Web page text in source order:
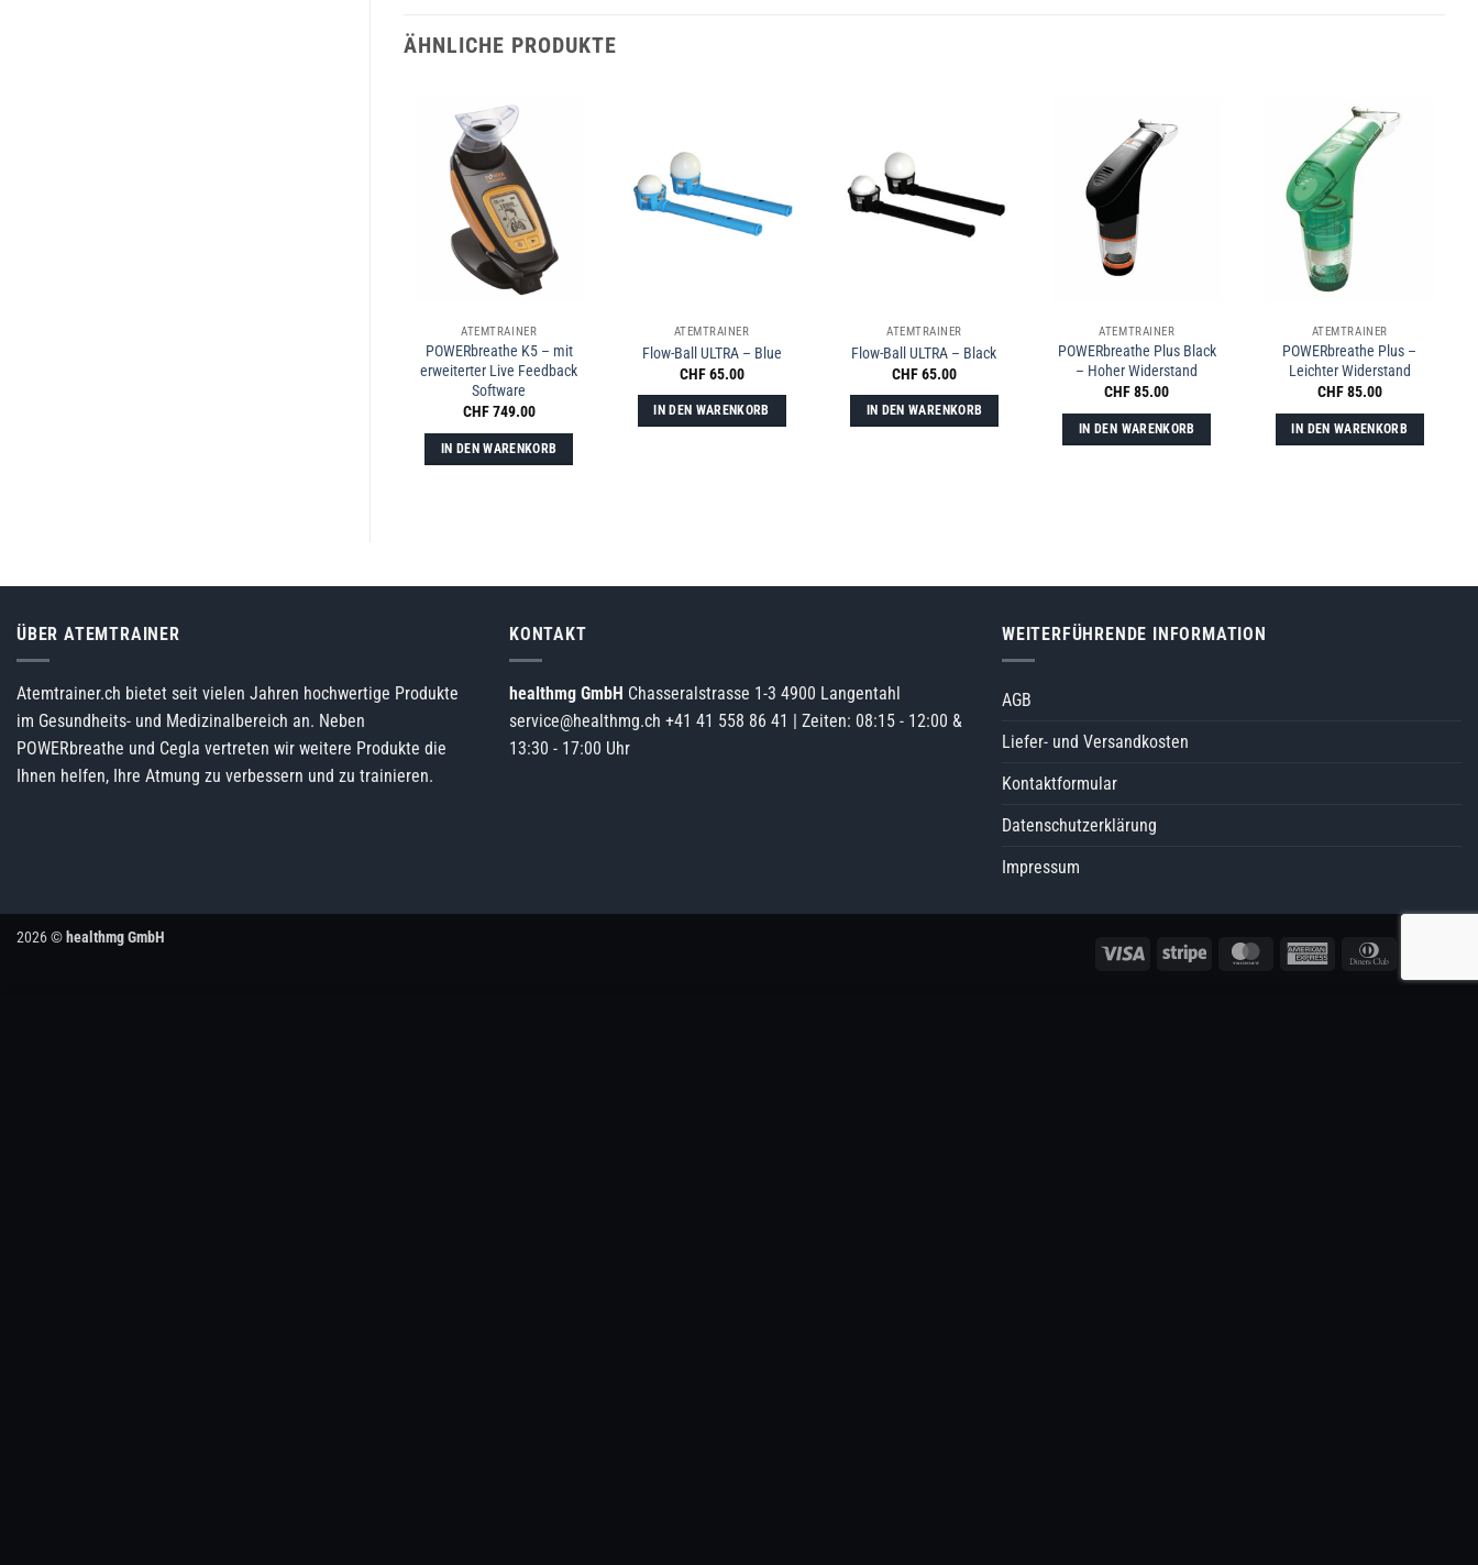
ÄHNLICHE PRODUKTE
ATEMTRAINER
POWERbreathe K5 – mit
erweiterter Live Feedback
Software
CHF749.00
IN DEN WARENKORB
ATEMTRAINER
Flow-Ball ULTRA – Blue
CHF65.00
IN DEN WARENKORB
ATEMTRAINER
Flow-Ball ULTRA – Black
CHF65.00
IN DEN WARENKORB
ATEMTRAINER
POWERbreathe Plus Black
– Hoher Widerstand
CHF85.00
IN DEN WARENKORB
ATEMTRAINER
POWERbreathe Plus –
Leichter Widerstand
CHF85.00
IN DEN WARENKORB
ÜBER ATEMTRAINER
Atemtrainer.ch bietet seit vielen Jahren hochwertige Produkte
im Gesundheits- und Medizinalbereich an. Neben
POWERbreathe und Cegla vertreten wir weitere Produkte die
Ihnen helfen, Ihre Atmung zu verbessern und zu trainieren.
KONTAKT
healthmg GmbH Chasseralstrasse 1-3 4900 Langentahl
service@healthmg.ch +41 41 558 86 41
| Zeiten: 08:15 - 12:00 &
13:30 - 17:00 Uhr
WEITERFÜHRENDE INFORMATION
AGB
Liefer- und Versandkosten
Kontaktformular
Datenschutzerklärung
Impressum
Visa Stripe MasterCard American
Club
2026 © healthmg GmbH